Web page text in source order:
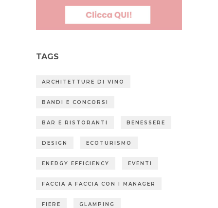
TAGS
ARCHITETTURE DI VINO
BANDI E CONCORSI
BAR E RISTORANTI BENESSERE
DESIGN ECOTURISMO
ENERGY EFFICIENCY EVENTI
FACCIA A FACCIA CON I MANAGER
FIERE GLAMPING